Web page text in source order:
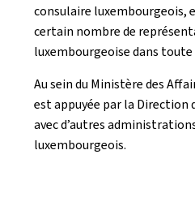
consulaire luxembourgeois,
certain nombre de
luxembourgeoise dans
Au sein du Ministère des
est appuyée par la
avec d’autres
luxembourgeois.